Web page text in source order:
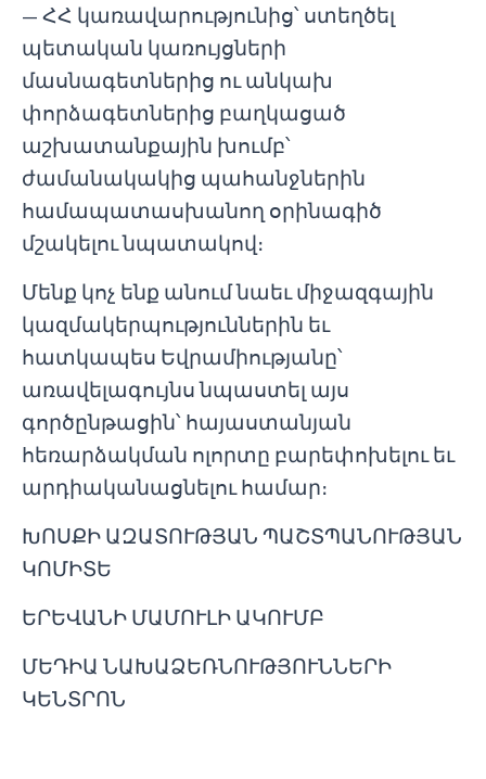
— ՀՀ կառավարությունից՝ ստեղծել
պետական կառույցների
մասնագետներից ու անկախ
փորձագետներից բաղկացած
աշխատանքային խումբ՝
ժամանակակից պահանջներին
համապատասխանող օրինագիծ
մշակելու նպատակով։
Մենք կոչ ենք անում նաեւ միջազգային
կազմակերպություններին եւ
հատկապես Եվրամիությանը՝
առավելագույնս նպաստել այս
գործընթացին՝ հայաստանյան
հեռարձակման ոլորտը բարեփոխելու եւ
արդիականացնելու համար։
ԽՈՍՔԻ ԱԶԱՏՈՒԹՅԱՆ ՊԱՇՏՊԱՆՈՒԹՅԱՆ
ԿՈՄԻՏԵ
ԵՐԵՎԱՆԻ ՄԱՄՈՒԼԻ ԱԿՈՒՄԲ
ՄԵԴԻԱ ՆԱԽԱՁԵՌՆՈՒԹՅՈՒՆՆԵՐԻ
ԿԵՆՏՐՈՆ